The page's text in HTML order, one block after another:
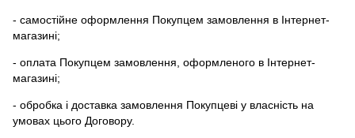
- самостійне оформлення Покупцем замовлення в Інтернет-
магазині;
- оплата Покупцем замовлення, оформленого в Інтернет-
магазині;
- обробка і доставка замовлення Покупцеві у власність на
умовах цього Договору.